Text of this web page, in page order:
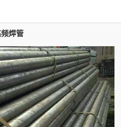
焊管